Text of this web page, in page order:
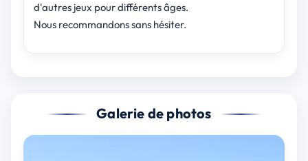
d'autres jeux pour différents âges.
Nous recommandons sans hésiter.
Galerie de photos